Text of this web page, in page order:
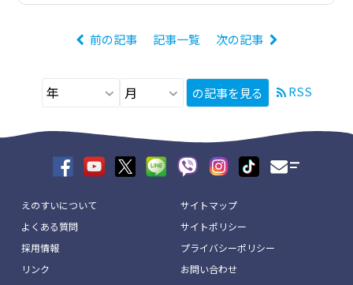
前の記事 記事一覧 次の記事
の記事を見る RSS
えのすいについて
よくある質問
採用情報
リンク
サイトマップ
サイトポリシー
プライバシーポリシー
お問い合わせ